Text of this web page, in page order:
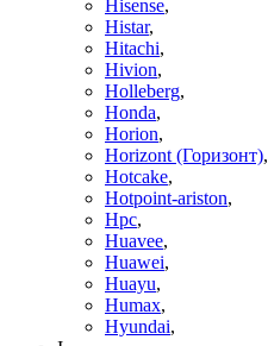
Hisense,
Histar,
Hitachi,
Hivion,
Holleberg,
Honda,
Horion,
Horizont (Горизонт),
Hotcake,
Hotpoint-ariston,
Hpc,
Huavee,
Huawei,
Huayu,
Humax,
Hyundai,